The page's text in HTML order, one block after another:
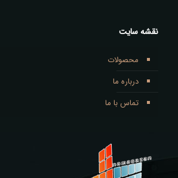
نقشه سایت
محصولات
درباره ما
تماس با ما